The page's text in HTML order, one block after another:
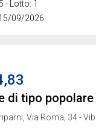
- Lotto: 1
09/2026
di tipo popolare
Via Roma, 34 -